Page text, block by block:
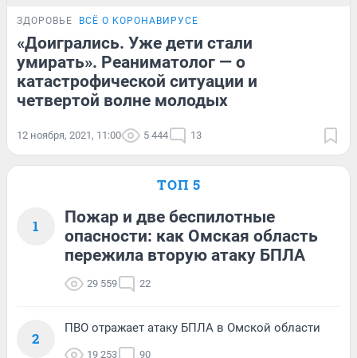
ЗДОРОВЬЕ ВСЁ О КОРОНАВИРУСЕ
«Доигрались. Уже дети стали
умирать». Реаниматолог — о
катастрофической ситуации и
четвертой волне молодых
12 ноября, 2021, 11:00 5 444 13
ТОП 5
1
Пожар и две беспилотные
опасности: как Омская область
пережила вторую атаку БПЛА
29 559 22
2
ПВО отражает атаку БПЛА в Омской области
19 253 90